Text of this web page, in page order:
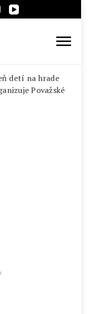
detí na hrade
Považské